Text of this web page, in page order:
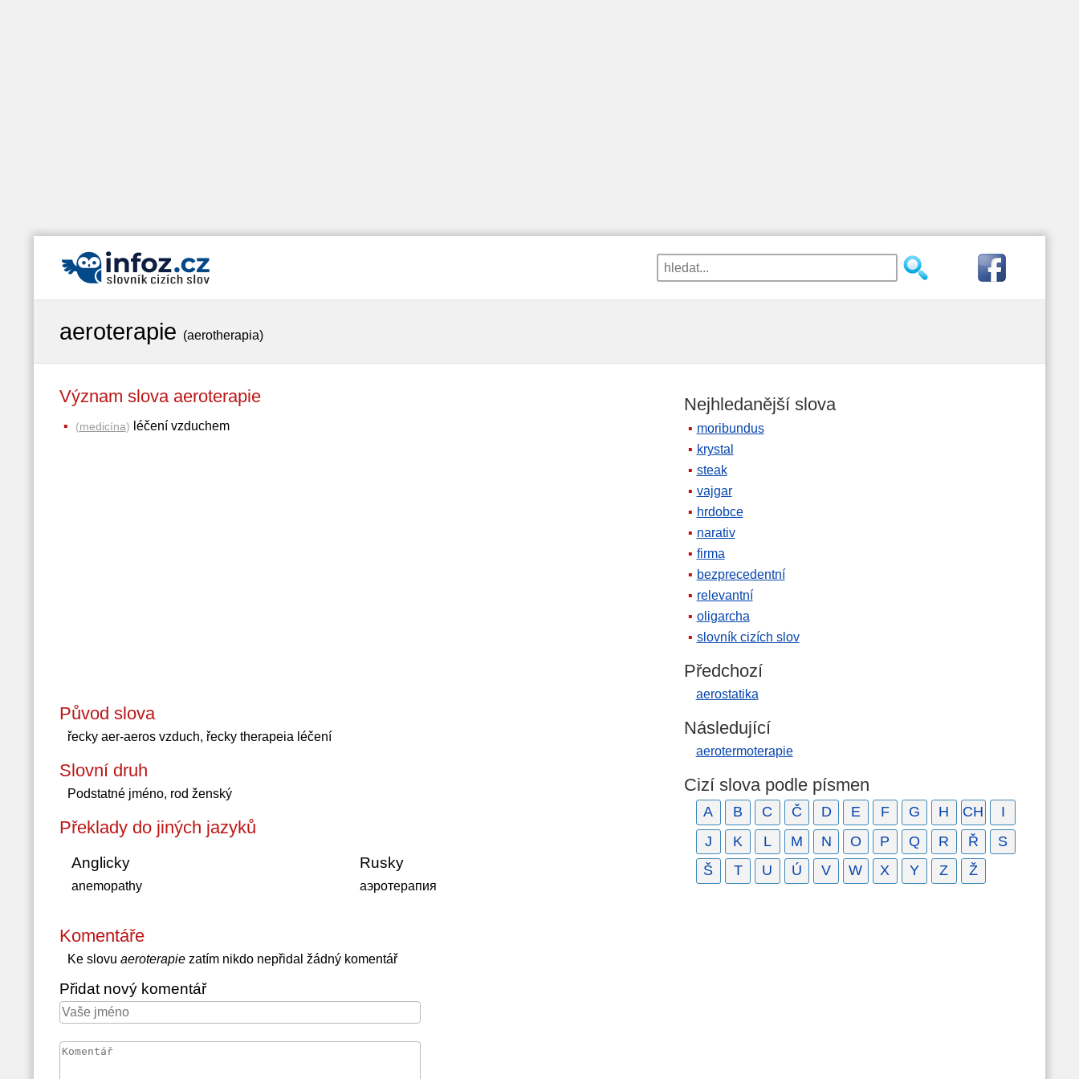
aeroterapie (aerotherapia)
Význam slova aeroterapie
(medicína) léčení vzduchem
Původ slova
řecky aer-aeros vzduch, řecky therapeia léčení
Slovní druh
Podstatné jméno, rod ženský
Překlady do jiných jazyků
Anglicky
anemopathy
Rusky
аэротерапия
Komentáře
Ke slovu aeroterapiezatím nikdo nepřidal žádný komentář
Přidat nový komentář
Nejhledanější slova
moribundus
krystal
steak
vajgar
hrdobce
narativ
firma
bezprecedentní
relevantní
oligarcha
slovník cizích slov
Předchozí
aerostatika
Následující
aerotermoterapie
Cizí slova podle písmen
A B C Č D E F G H CH
I
J
K L M N O P Q R Ř
S
Š
T U Ú V W X Y Z Ž